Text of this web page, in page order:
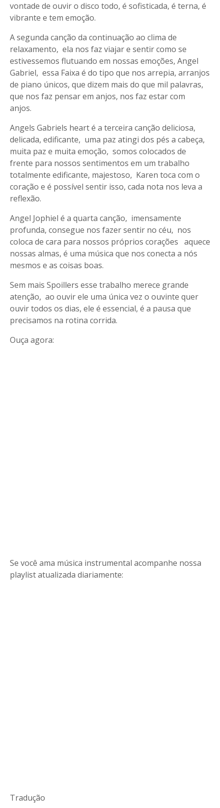
vontade de ouvir o disco todo, é sofisticada, é terna, é
vibrante e tem emoção.
A segunda canção da continuação ao clima de
relaxamento, ela nos faz viajar e sentir como se
estivessemos flutuando em nossas emoções, Angel
Gabriel, essa Faixa é do tipo que nos arrepia, arranjos
de piano únicos, que dizem mais do que mil palavras,
que nos faz pensar em anjos, nos faz estar com
anjos.
Angels Gabriels heart é a terceira canção deliciosa,
delicada, edificante, uma paz atingi dos pés a cabeça,
muita paz e muita emoção, somos colocados de
frente para nossos sentimentos em um trabalho
totalmente edificante, majestoso, Karen toca com o
coração e é possível sentir isso, cada nota nos leva a
reflexão.
Angel Jophiel é a quarta canção, imensamente
profunda, consegue nos fazer sentir no céu, nos
coloca de cara para nossos próprios corações aquece
nossas almas, é uma música que nos conecta a nós
mesmos e as coisas boas.
Sem mais Spoillers esse trabalho merece grande
atenção, ao ouvir ele uma única vez o ouvinte quer
ouvir todos os dias, ele é essencial, é a pausa que
precisamos na rotina corrida.
Ouça agora:
Se você ama música instrumental acompanhe nossa
playlist atualizada diariamente:
Tradução